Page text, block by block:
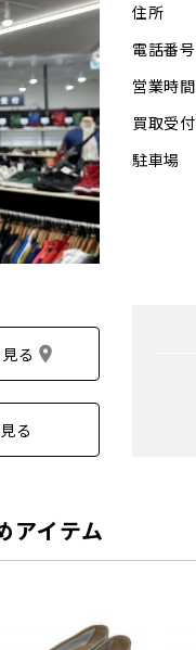
る
る
住所
電話番号
営業時間
買取受付
駐車場
アイテム